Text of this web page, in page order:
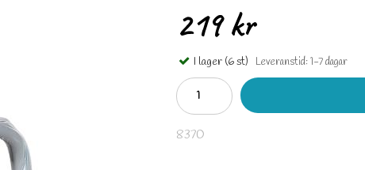
219 kr
I lager (6 st) Leveranstid: 1-7 dagar
8370